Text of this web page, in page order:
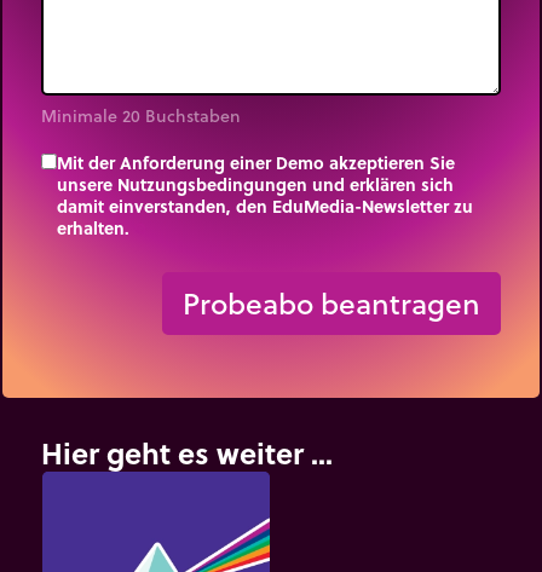
Minimale 20 Buchstaben
Mit der Anforderung einer Demo akzeptieren Sie
unsere Nutzungsbedingungen und erklären sich
damit einverstanden, den EduMedia-Newsletter zu
erhalten.
Probeabo beantragen
Hier geht es weiter ...